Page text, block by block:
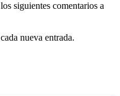
siguientes comentarios a
nueva entrada.